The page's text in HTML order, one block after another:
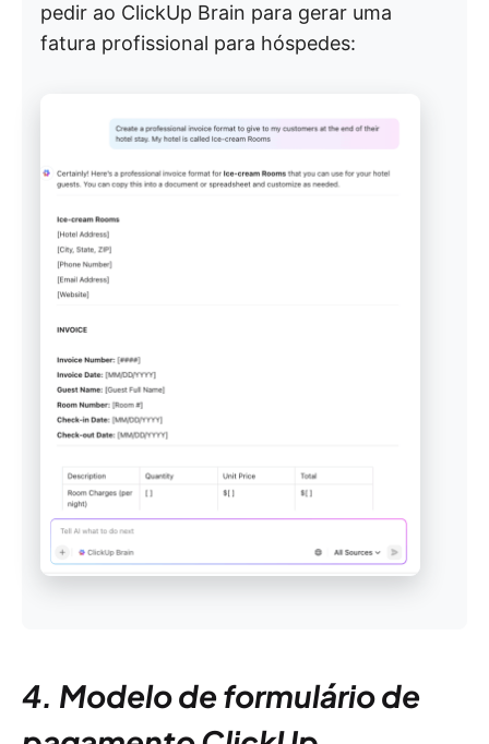
pedir ao ClickUp Brain para gerar uma
fatura profissional para hóspedes:
4. Modelo de formulário de